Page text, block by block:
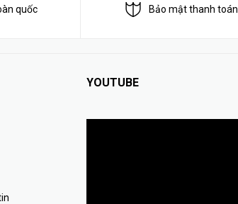
quốc Bảo mật thanh toán
YOUTUBE